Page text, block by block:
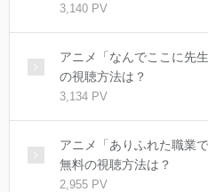
3,140 PV
アニメ「なんでここに先
の視聴方法は？
3,134 PV
アニメ「ありふれた職業
無料の視聴方法は？
2,955 PV